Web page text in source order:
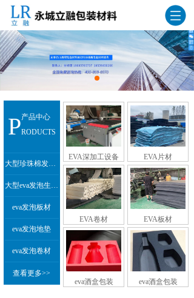
产品中心
PRODUCTS
大型珍珠棉发泡生产线
大型eva发泡生产线
eva发泡板材
eva发泡地垫
eva发泡卷材
查看更多>>
EVA深加工设备 EVA片材
EVA卷材 EVA板材
eva酒盒包装 eva酒盒包装